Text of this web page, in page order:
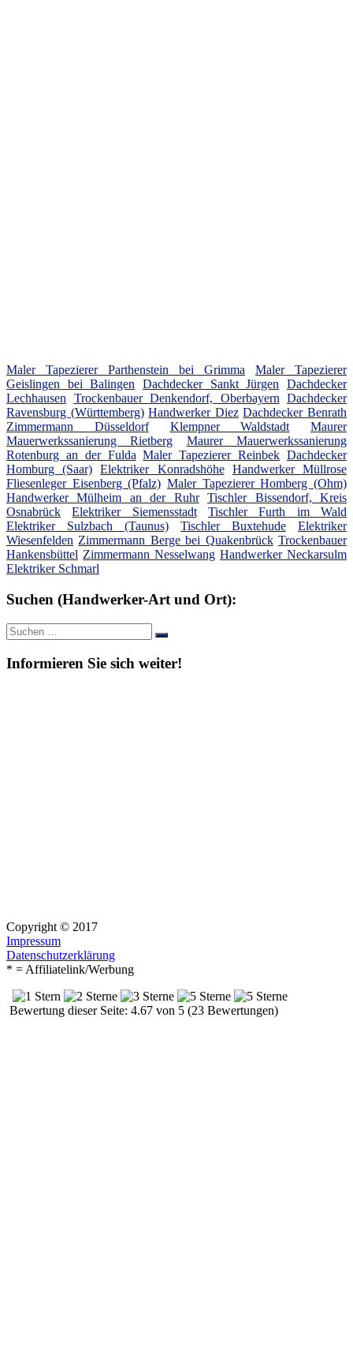
Maler Tapezierer Parthenstein bei Grimma
Maler Tapezierer
Geislingen bei Balingen Dachdecker Sankt Jürgen Dachdecker
Lechhausen Trockenbauer Denkendorf, Oberbayern Dachdecker
Ravensburg (Württemberg) Handwerker Diez Dachdecker Benrath
Zimmermann Düsseldorf
Klempner Waldstadt
Maurer
Mauerwerkssanierung Rietberg
Maurer Mauerwerkssanierung
Rotenburg an der Fulda Maler Tapezierer Reinbek Dachdecker
Homburg (Saar)
Elektriker Konradshöhe
Handwerker Müllrose
Fliesenleger Eisenberg (Pfalz) Maler Tapezierer Homberg (Ohm)
Handwerker Mülheim an der Ruhr
Tischler Bissendorf, Kreis
Osnabrück
Elektriker Siemensstadt
Tischler Furth im Wald
Elektriker Sulzbach (Taunus)
Tischler Buxtehude
Elektriker
Wiesenfelden Zimmermann Berge bei Quakenbrück Trockenbauer
Hankensbüttel Zimmermann Nesselwang Handwerker Neckarsulm
Elektriker Schmarl
Suchen (Handwerker-Art und Ort):
Suche
nach:
Suchen
Informieren Sie sich weiter!
Copyright © 2017
Impressum
Datenschutzerklärung
* = Affiliatelink/Werbung
Bewertung dieser Seite: 4.67 von 5 (23 Bewertungen)